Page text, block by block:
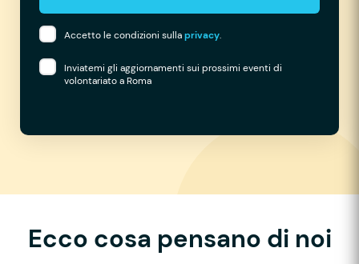
Accetto le condizioni sullaprivacy.
Inviatemi gli aggiornamenti sui prossimi eventi di
volontariato a Roma
Ecco cosa pensano di noi